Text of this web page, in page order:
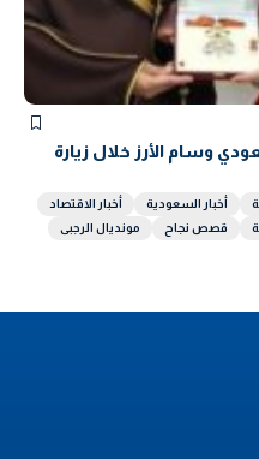
وسام الأرز خلال زيارة
أخبار السعودية
أخبار الاقتصاد
قصص نجاح
مونديال الرجبى